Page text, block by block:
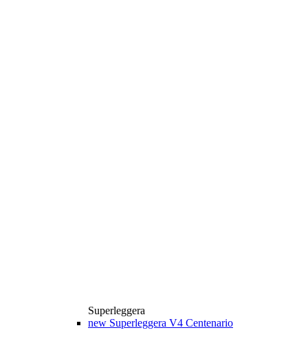
Superleggera
new Superleggera V4 Centenario